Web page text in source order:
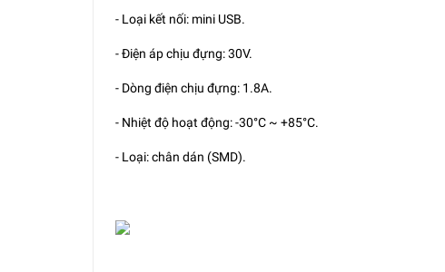
- Loại kết nối: mini USB.
- Điện áp chịu đựng: 30V.
- Dòng điện chịu đựng: 1.8A.
- Nhiệt độ hoạt động: -30°C ~ +85°C.
- Loại: chân dán (SMD).